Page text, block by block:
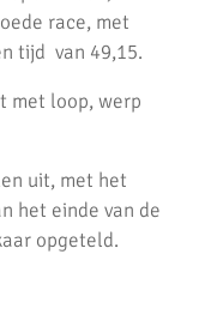
U12
finale
atletiek
race, met
tijd van 49,15.
met loop, werp
uit, met het
het einde van de
opgeteld.